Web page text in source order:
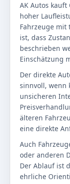
AK Autos
hoher
Fahrzeuge mit
ist, dass
beschrieben
Einschätzung
Der direkte
sinnvoll, wenn
unsicheren
älteren
eine direkte
Auch
oder anderen
Der Ablauf ist
ehrliche